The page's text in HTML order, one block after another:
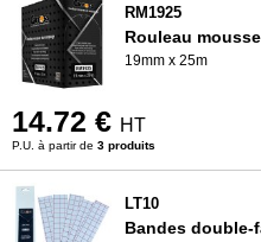
RM1925
Rouleau
19mm x 25m
14.72 € HT
P.U. à partir de 3 produits
LT10
Bandes double-